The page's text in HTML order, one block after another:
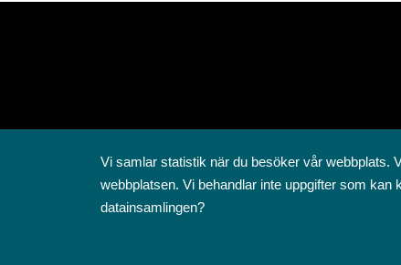
Vi samlar statistik när du besöker vår webbplats.
webbplatsen. Vi behandlar inte uppgifter som
datainsamlingen?